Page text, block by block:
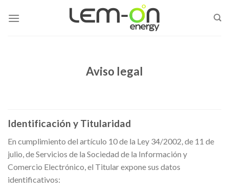
Aviso legal
Identificación y Titularidad
En cumplimiento del artículo 10 de la Ley 34/2002, de 11 de
julio, de Servicios de la Sociedad de la Información y
Comercio Electrónico, el Titular expone sus datos
identificativos: